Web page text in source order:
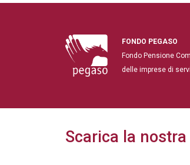
FONDO PEGASO
Fondo Pensione
delle imprese di
Scarica la nostra